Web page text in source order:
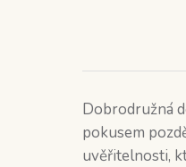
Dobrodružná
pokusem
uvěřitelnosti,